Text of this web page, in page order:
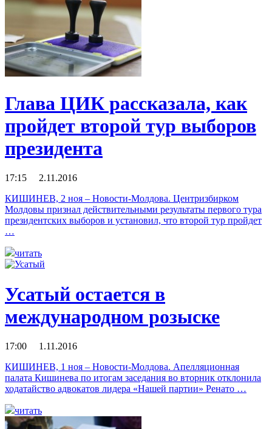
Глава ЦИК рассказала, как
пройдет второй тур выборов
президента
17:15 2.11.2016
КИШИНЕВ, 2 ноя – Новости-Молдова. Центризбирком
Молдовы признал действительными результаты первого тура
президентских выборов и установил, что второй тур пройдет
…
читать
Усатый остается в
международном розыске
17:00 1.11.2016
КИШИНЕВ, 1 ноя – Новости-Молдова. Апелляционная
палата Кишинева по итогам заседания во вторник отклонила
ходатайство адвокатов лидера «Нашей партии» Ренато …
читать